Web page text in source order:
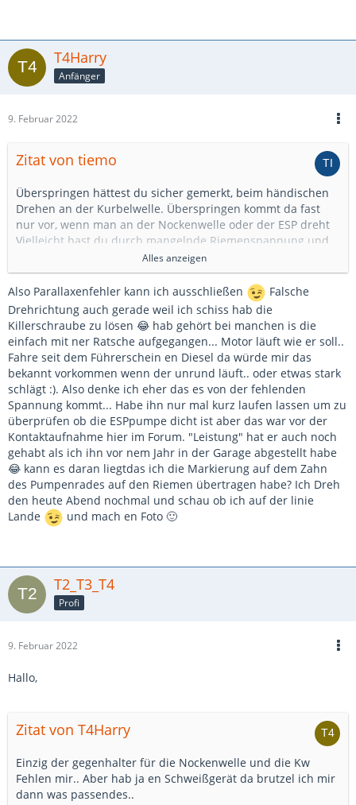
T4Harry
Anfänger
9. Februar 2022
Zitat von tiemo
Überspringen hättest du sicher gemerkt, beim händischen
Drehen an der Kurbelwelle. Überspringen kommt da fast
nur vor, wenn man an der Nockenwelle oder der ESP dreht
Vielleicht hast du durch mangelnde Riemenspannung und
unterschiedliche Drehrichtungen so einen großen
Schleppfehler? So zum Prüfen darf man immer nur in einer
Richtung drehen (vorzugsweise natürlich in der normalen
Drehrichtung des Motors) und natürlich nur an der
Kurbelwelle.
Oder es ist doch was lose, was nicht lose sein sollte.
Oder du hast einen Parallaxenfehler durch schräges
Schauen auf Markierungen.
Beim langsamen händischen Durchdrehen ist die Gefahr,
etwas zu beschädigen, eigentlich gering, wenn man bei
plötzlich auftretendem Widerstand nicht mit Gewalt
weitermacht. Man kann das sogar nutzen, wenn man die
Ventilkegel abnehmen will, um an die Ventilfedern zu
gelangen, indem man den betreffenden Zylinder auf OT
stellt und das Ventil mit dem Kolben nach innen abstützt.
Aber ein Zahn Versatz ist bei den knappen Räumen beim
"Wirbeltier" schon so, dass Kolben die Ventile berühren
Die Ventile treffen bei den Motoren übrigens senkrecht auf
die Kolben, daher verbiegen sie sich meist nicht, sondern
sie, die Kolben und die Stößel werden gestaucht und
aus, wo sie an die Zylinderwand schlagen. In leichten Fällen
laufen die Motoren sogar noch, allerdings werden durch das
Schlagen halt die Laufbahnen beschädigt und man
Alles anzeigen
Also Parallaxenfehler kann ich ausschließen
Falsche
Drehrichtung auch gerade weil ich schiss hab die
Killerschraube zu lösen 😂 hab gehört bei manchen is die
einfach mit ner Ratsche aufgegangen... Motor läuft wie er soll..
Fahre seit dem Führerschein en Diesel da würde mir das
bekannt vorkommen wenn der unrund läuft.. oder etwas stark
schlägt :). Also denke ich eher das es von der fehlenden
Spannung kommt... Habe ihn nur mal kurz laufen lassen um zu
überprüfen ob die ESPpumpe dicht ist aber das war vor der
Kontaktaufnahme hier im Forum. "Leistung" hat er auch noch
gehabt als ich ihn vor nem Jahr in der Garage abgestellt habe
😂 kann es daran liegtdas ich die Markierung auf dem Zahn
des Pumpenrades auf den Riemen übertragen habe? Ich Dreh
den heute Abend nochmal und schau ob ich auf der linie
Lande
und mach en Foto 🙂
T2_T3_T4
Profi
9. Februar 2022
Hallo,
Zitat von T4Harry
Einzig der gegenhalter für die Nockenwelle und die Kw
Fehlen mir.. Aber hab ja en Schweißgerät da brutzel ich mir
dann was passendes..